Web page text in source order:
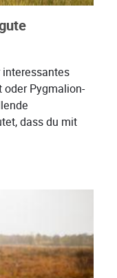
Pygmalion-
dass du mit